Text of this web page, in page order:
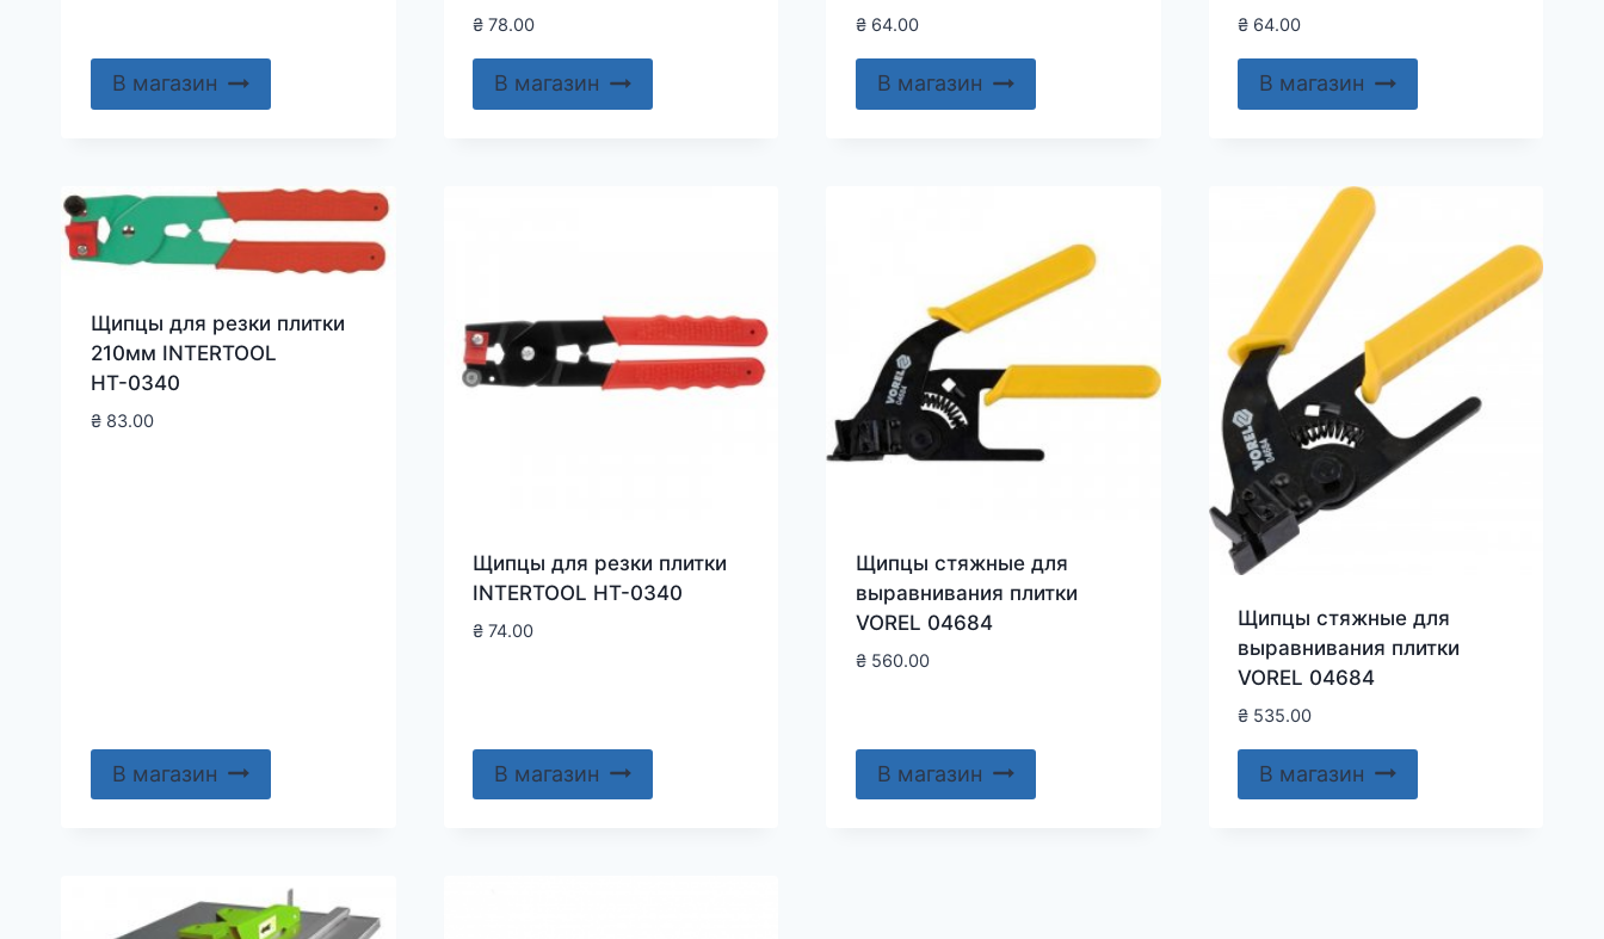
В магазин
₴ 78.00
В магазин
₴64.00
В магазин
₴ 64.00
В магазин
Щипцы для резки плитки
210мм INTERTOOL
НТ-0340
₴83.00
В магазин
Щипцы для резки плитки
INTERTOOL HT-0340
₴ 74.00
В магазин
Щипцы стяжные для
выравнивания плитки
VOREL 04684
₴560.00
В магазин
Щипцы стяжные для
выравнивания плитки
VOREL 04684
₴ 535.00
В магазин